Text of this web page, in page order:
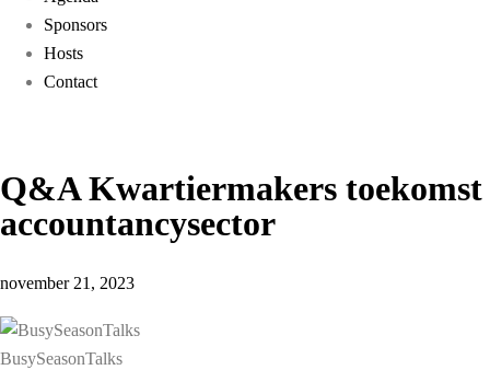
Sponsors
Hosts
Contact
Q&A Kwartiermakers toekomst
accountancysector
november 21, 2023
BusySeasonTalks